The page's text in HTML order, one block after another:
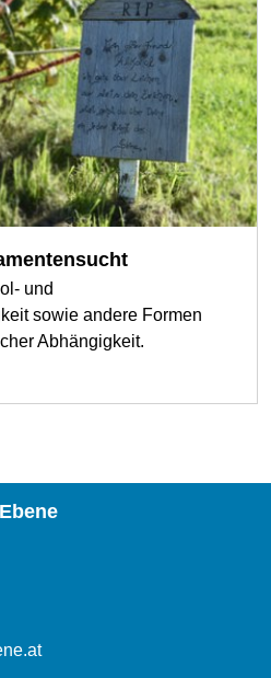
und
sowie andere Formen
Abhängigkeit.